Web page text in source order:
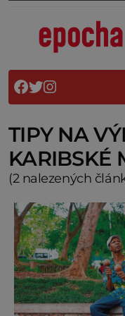
TIPY NA
KARIBSKÉ
(2 nalezených